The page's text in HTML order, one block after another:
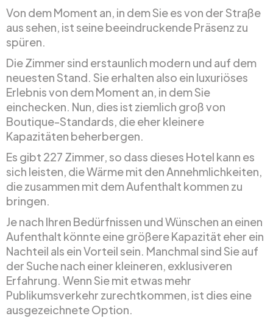
Von dem Moment an, in dem Sie es von der Straße
aus sehen, ist seine beeindruckende Präsenz zu
spüren.
Die Zimmer sind erstaunlich modern und auf dem
neuesten Stand. Sie erhalten also ein luxuriöses
Erlebnis von dem Moment an, in dem Sie
einchecken. Nun, dies ist ziemlich groß von
Boutique-Standards, die eher kleinere
Kapazitäten beherbergen.
Es gibt 227 Zimmer, so dass dieses Hotel kann es
sich leisten, die Wärme mit den Annehmlichkeiten,
die zusammen mit dem Aufenthalt kommen zu
bringen.
Je nach Ihren Bedürfnissen und Wünschen an einen
Aufenthalt könnte eine größere Kapazität eher ein
Nachteil als ein Vorteil sein. Manchmal sind Sie auf
der Suche nach einer kleineren, exklusiveren
Erfahrung. Wenn Sie mit etwas mehr
Publikumsverkehr zurechtkommen, ist dies eine
ausgezeichnete Option.